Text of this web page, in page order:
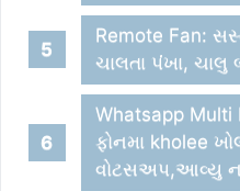
Remote Fan:
ચાલતા પંંખા, ચાલુ
Whatsapp Multi
ફોનમા kholee
વોટસઅપ,આવ્યુ